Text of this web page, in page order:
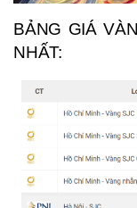
BẢNG GIÁ
NHẤT: